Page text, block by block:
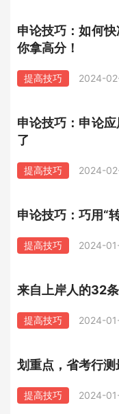
申论技巧：如何
你拿高分！
提高技巧 2024-
申论技巧：申论
了
提高技巧 2024-
申论技巧：巧用“
提高技巧 2024-
来自上岸人的32
提高技巧 2024-
划重点，省考行
提高技巧 2024-